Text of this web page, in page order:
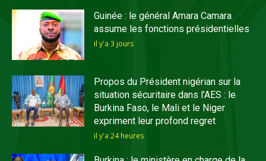
Guinée : le général Amara Camara
assume les fonctions présidentielles
il y'a 3 jours
Propos du Président nigérian sur la
situation sécuritaire dans l’AES : le
Burkina Faso, le Mali et le Niger
expriment leur profond regret
il y'a 24 heures